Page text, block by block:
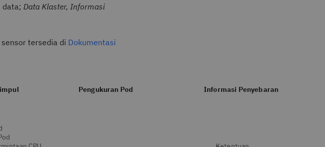
data; Data Klaster, Informasi
tersedia di Dokumentasi
Pengukuran Pod Informasi Penyebaran